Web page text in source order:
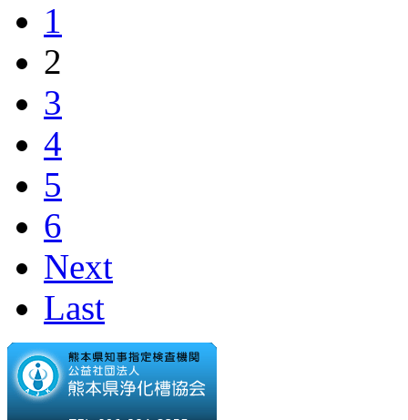
1
2
3
4
5
6
Next
Last